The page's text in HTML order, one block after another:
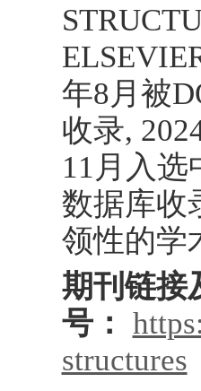
年8月被
收录,
11月入选
数据库收
领性的学
期刊链接
号：
structures